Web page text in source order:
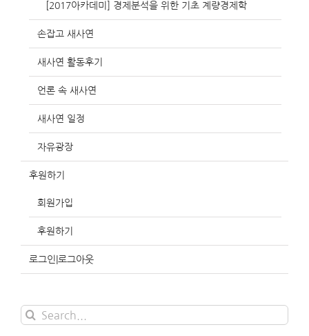
[2017아카데미] 경제분석을 위한 기초 계량경제학
손잡고 새사연
새사연 활동후기
언론 속 새사연
새사연 일정
자유광장
후원하기
회원가입
후원하기
로그인|로그아웃
Search
for: